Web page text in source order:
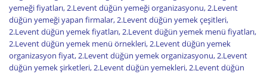
yemeği fiyatları,2.Levent düğün yemeği organizasyonu,2.Levent
düğün yemeği yapan firmalar,2.Levent düğün yemek çeşitleri,
2.Levent düğün yemek fiyatları,2.Levent düğün yemek menü fiyatları,
2.Levent düğün yemek menü örnekleri,2.Levent düğün yemek
organizasyon fiyat,2.Levent düğün yemek organizasyonu,2.Levent
düğün yemek şirketleri,2.Levent düğün yemekleri,2.Levent düğün